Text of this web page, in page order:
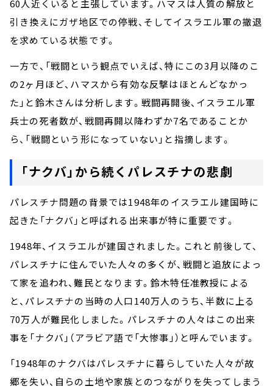
60人近くいると主張しています。ハマスは人質の解放と
引き換えにガザ地区での停戦、そしてイスラエル軍の撤退
を求めている状態です。
一方で、「戦闘という観点でいえば、特にこの3月以降のこ
の2ヶ月ほど、ハマスから有効な反撃はほとんどなかっ
た」と鈴木さんは分析します。戦闘再開後、イスラエル軍
兵士の死者数が、戦闘再開以降わずか7名であることか
ら、「戦闘という形になっていない」と指摘します。
「ナクバ」から続くパレスチナの悲劇
パレスチナ問題の背景では1948年のイスラエル建国時に
起きた「ナクバ」と呼ばれる出来事が特に重要です。
1948年、イスラエルが建国されました。これと前後して、
パレスチナに住んでいた人々の多くが、戦闘と追放によっ
て家を追われ、難民となります。鈴木特任准教授による
と、パレスチナの当時の人口140万人のうち、半数に上る
70万人が難民化しました。パレスチナの人々はこの出来
事を「ナクバ」（アラビア語で「大惨事」）と呼んでいます。
「1948年のナクバはパレスチナに暮らしていた人々が故
郷を失い、自らの土地や家族とのつながりを失ってしまう